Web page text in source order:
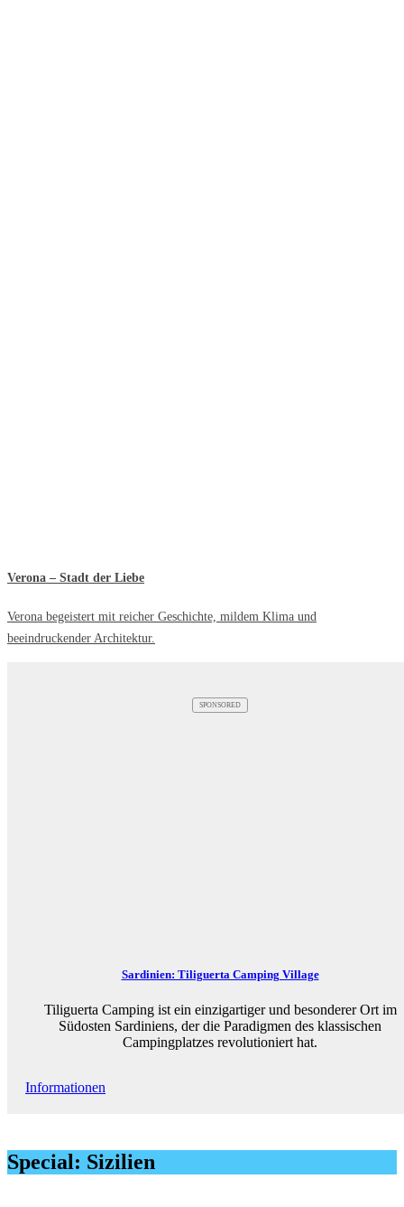
Verona – Stadt der Liebe
Verona begeistert mit reicher Geschichte, mildem Klima und
beeindruckender Architektur.
SPONSORED
Sardinien: Tiliguerta Camping Village
Tiliguerta Camping ist ein einzigartiger und besonderer Ort im
Südosten Sardiniens, der die Paradigmen des klassischen
Campingplatzes revolutioniert hat.
Informationen
Special: Sizilien